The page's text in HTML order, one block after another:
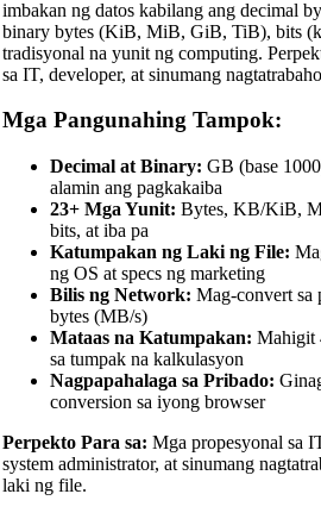
imbakan ng datos kabilang ang decimal
binary bytes (KiB, MiB, GiB, TiB), bits
tradisyonal na yunit ng computing.
sa IT, developer, at sinumang
Mga Pangunahing Tampok:
Decimal at Binary: GB (base
alamin ang pagkakaiba
23+ Mga Yunit: Bytes, KB/KiB,
bits, at iba pa
Katumpakan ng Laki ng File:
ng OS at specs ng marketing
Bilis ng Network: Mag-convert sa
bytes (MB/s)
Mataas na Katumpakan: Mahigit
sa tumpak na kalkulasyon
Nagpapahalaga sa Pribado:
conversion sa iyong browser
Perpekto Para sa: Mga propesyonal sa
system administrator, at sinumang
laki ng file.